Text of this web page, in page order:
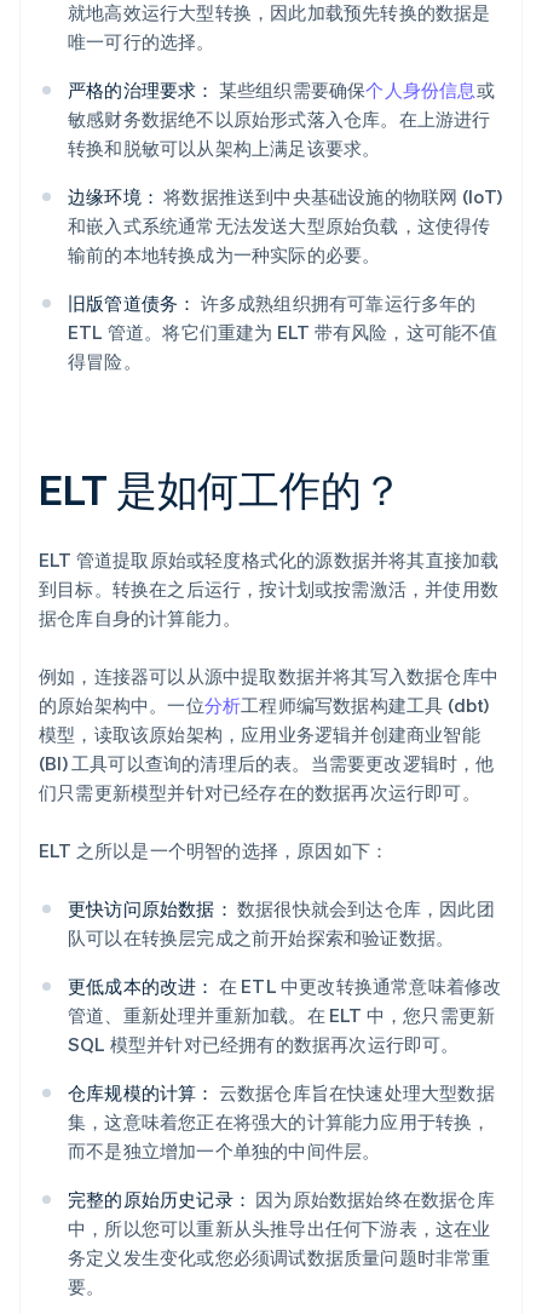
就地高效运行大型转换，因此加载预先转换的数据是
唯一可行的选择。
严格的治理要求： 某些组织需要确保个人身份信息或
敏感财务数据绝不以原始形式落入仓库。在上游进行
转换和脱敏可以从架构上满足该要求。
边缘环境： 将数据推送到中央基础设施的物联网 (IoT)
和嵌入式系统通常无法发送大型原始负载，这使得传
输前的本地转换成为一种实际的必要。
旧版管道债务： 许多成熟组织拥有可靠运行多年的
ETL 管道。将它们重建为 ELT 带有风险，这可能不值
得冒险。
ELT 是如何工作的？
ELT 管道提取原始或轻度格式化的源数据并将其直接加载
到目标。转换在之后运行，按计划或按需激活，并使用数
据仓库自身的计算能力。
例如，连接器可以从源中提取数据并将其写入数据仓库中
的原始架构中。一位分析工程师编写数据构建工具 (dbt)
模型，读取该原始架构，应用业务逻辑并创建商业智能
(BI) 工具可以查询的清理后的表。当需要更改逻辑时，他
们只需更新模型并针对已经存在的数据再次运行即可。
ELT 之所以是一个明智的选择，原因如下：
更快访问原始数据： 数据很快就会到达仓库，因此团
队可以在转换层完成之前开始探索和验证数据。
更低成本的改进： 在 ETL 中更改转换通常意味着修改
管道、重新处理并重新加载。在 ELT 中，您只需更新
SQL 模型并针对已经拥有的数据再次运行即可。
仓库规模的计算： 云数据仓库旨在快速处理大型数据
集，这意味着您正在将强大的计算能力应用于转换，
而不是独立增加一个单独的中间件层。
完整的原始历史记录： 因为原始数据始终在数据仓库
中，所以您可以重新从头推导出任何下游表，这在业
务定义发生变化或您必须调试数据质量问题时非常重
要。